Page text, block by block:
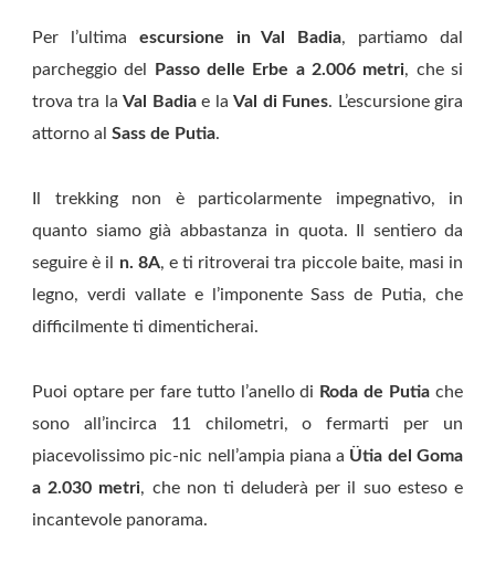
Per l’ultima escursione in Val Badia, partiamo dal
parcheggio del
Passo delle Erbe a 2.006 metri, che si
trova tra laVal Badiae laVal di Funes. L’escursione gira
attorno al Sass de Putia.
Il trekking non è particolarmente impegnativo, in
quanto siamo già abbastanza in quota. Il sentiero da
seguire è il
n. 8A, e ti ritroverai tra piccole baite, masi in
legno, verdi vallate e l’imponente Sass de Putia, che
difficilmente ti dimenticherai.
Puoi optare per fare tutto l’anello di Roda de Putia che
sono all’incirca 11 chilometri, o fermarti per un
piacevolissimo pic-nic nell’ampia piana a Ütia del Goma
a 2.030 metri, che non ti deluderà per il suo esteso e
incantevole panorama.